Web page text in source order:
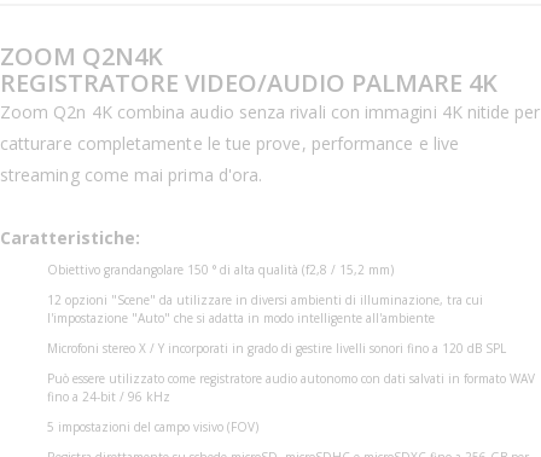
ZOOM Q2N4K
REGISTRATORE VIDEO/AUDIO PALMARE 4K
Zoom Q2n 4K combina audio senza rivali con immagini 4K nitide per
catturare completamente le tue prove, performance e live
streaming come mai prima d'ora.
Caratteristiche:
Obiettivo grandangolare 150 ° di alta qualità (f2,8 / 15,2 mm)
12 opzioni "Scene" da utilizzare in diversi ambienti di illuminazione, tra cui
l'impostazione "Auto" che si adatta in modo intelligente all'ambiente
Microfoni stereo X / Y incorporati in grado di gestire livelli sonori fino a 120 dB SPL
Può essere utilizzato come registratore audio autonomo con dati salvati in formato WAV
fino a 24-bit / 96 kHz
5 impostazioni del campo visivo (FOV)